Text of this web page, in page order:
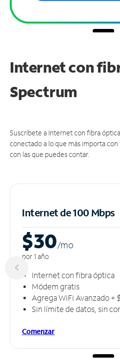
Internet con
Spectrum
Suscríbete a Internet con fibra
conectado a lo que más importa
con las que puedes contar.
Internet de 100 Mbps
$30/mo
por 1 año
Internet con fibra óptica
Módem gratis
Agrega WiFi Avanzado +
Sin límite de datos, sin
Comenzar